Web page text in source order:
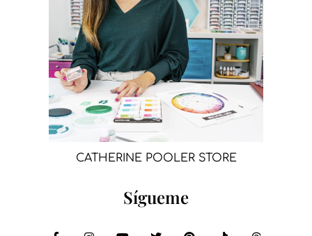
CATHERINE POOLER STORE
Sígueme